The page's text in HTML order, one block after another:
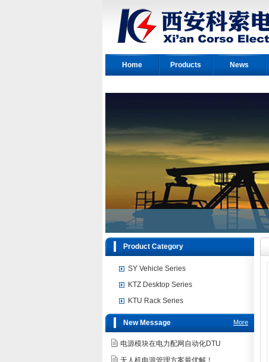
Home Products News
Product Category
SY Vehicle Series
KTZ Desktop Series
KTU Rack Series
More
New Message
电源模块在电力配网自动化DTU
无人机电源管理方案最优解！